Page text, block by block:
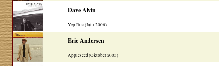
Dave Alvin
Yep Roc (Juni 2006)
Eric Andersen
Appleseed (Oktober 2005)